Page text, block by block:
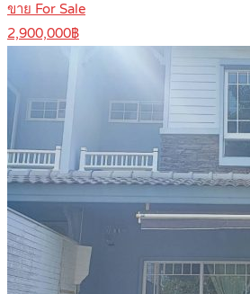
ขาย For Sale
2,900,000฿